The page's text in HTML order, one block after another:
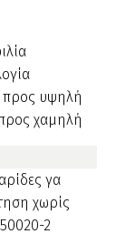
προς υψηλή
χαμηλή